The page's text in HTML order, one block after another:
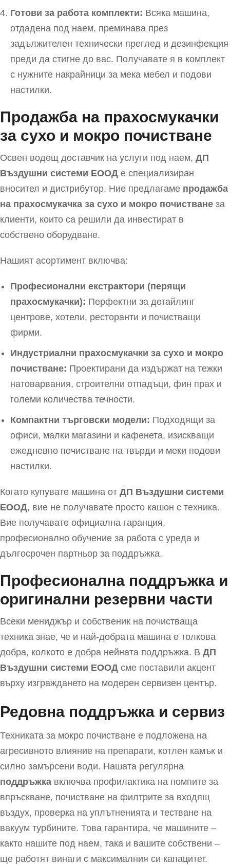
Готови за работа комплекти: Всяка машина,
отдадена под наем, преминава през
задължителен технически преглед и дезинфекция
преди да стигне до вас. Получавате я в комплект
с нужните накрайници за мека мебел и подови
настилки.
Продажба на прахосмукачки
за сухо и мокро почистване
Освен водещ доставчик на услуги под наем, ДП
Въздушни системи EООД е специализиран
вносител и дистрибутор. Ние предлагаме продажба
на прахосмукачка за сухо и мокро почистване за
клиенти, които са решили да инвестират в
собствено оборудване.
Нашият асортимент включва:
Професионални екстрактори (перящи
прахосмукачки): Перфектни за детайлинг
центрове, хотели, ресторанти и почистващи
фирми.
Индустриални прахосмукачки за сухо и мокро
почистване: Проектирани да издържат на тежки
натоварвания, строителни отпадъци, фин прах и
големи количества течности.
Компактни търговски модели: Подходящи за
офиси, малки магазини и кафенета, изискващи
ежедневно почистване на твърди и меки подови
настилки.
Когато купувате машина от ДП Въздушни системи
EООД, вие не получавате просто кашон с техника.
Вие получавате официална гаранция,
професионално обучение за работа с уреда и
дългосрочен партньор за поддръжка.
Професионална поддръжка и
оригинални резервни части
Всеки мениджър и собственик на почистваща
техника знае, че и най-добрата машина е толкова
добра, колкото е добра нейната поддръжка. В ДП
Въздушни системи EООД сме поставили акцент
върху изграждането на модерен сервизен център.
Редовна поддръжка и сервиз
Техниката за мокро почистване е подложена на
агресивното влияние на препарати, котлен камък и
силно замърсени води. Нашата регулярна
поддръжка включва профилактика на помпите за
впръскване, почистване на филтрите за входящ
въздух, проверка на уплътненията и тестване на
вакуум турбините. Това гарантира, че машините –
както нашите под наем, така и вашите собствени –
ще работят винаги с максималния си капацитет.